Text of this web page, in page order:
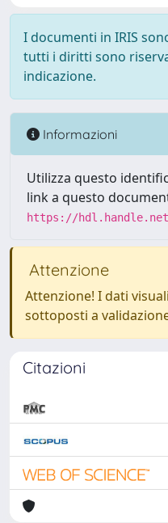
I documenti in IRIS
tutti i diritti sono
indicazione.
Informazioni
Utilizza questo
link a questo
https://hdl.handle.net/
Attenzione
Attenzione! I dati
sottoposti a
Citazioni